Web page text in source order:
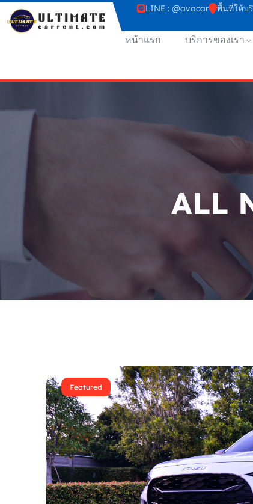
LINE : @avacar พื้นที่ให้บ
หน้าแรก บริการของเรา
ALL
Featured